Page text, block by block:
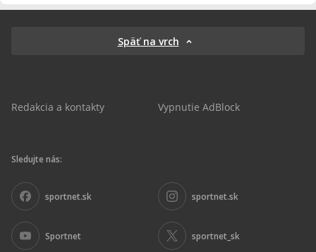
Späť na vrch
Redakcia a kontakty Vypnutie AdBlock
Sledujte nás:
sportnet.sk sportnet.sk
Sportnet sportnet_sk